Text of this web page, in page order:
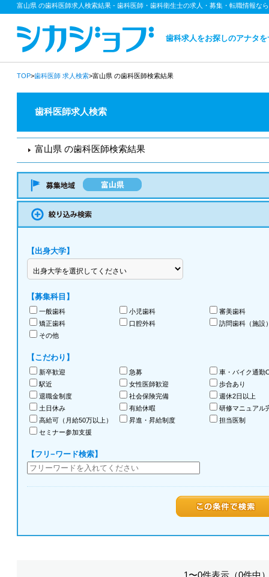
富山県 の歯科医師求人検索結果 - 歯科医師・歯科衛生士の求人・募集・転職情報な
歯科求人をお探しのアナタ
TOP>歯科医師求人検索>富山県 の歯科医師検索結果
歯科医師求人検索
富山県 の歯科医師検索結果
【出身大学】
【募集科目】
一般歯科 小児歯科
審美歯科
矯正歯科
口腔外科
訪問歯科（施設
その他
【こだわり】
新卒歓迎 急募
車・バイク通勤
駅近
女性医師歓迎
歩合あり
退職金制度
社会保険完備
週休2日以上
土日休み
有給休暇
研修マニュアル
高給可（月給50万以上）
昇進・昇給制度
担当医制
セミナー参加支援
【フリ−ワード検索】